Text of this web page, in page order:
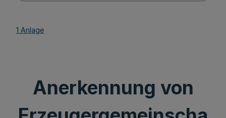
1 Anlage
Anerkennung von